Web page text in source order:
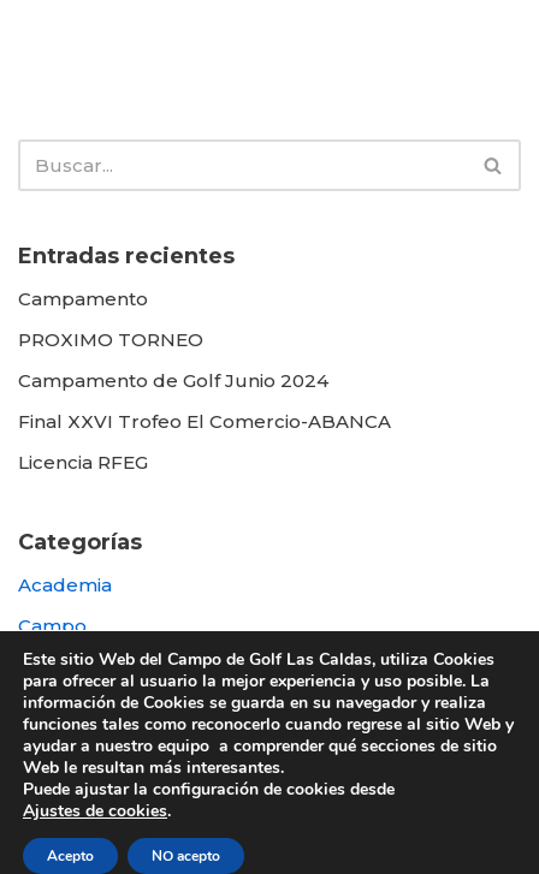
Entradas recientes
Campamento
PROXIMO TORNEO
Campamento de Golf Junio 2024
Final XXVI Trofeo El Comercio-ABANCA
Licencia RFEG
Categorías
Academia
Campo
Destacada
Otras
© 2022 UTE GOLF LAS CALDAS -
Este sitio Web del Campo de Golf Las Caldas, utiliza Cookies
para ofrecer al usuario la mejor experiencia y uso posible. La
información de Cookies se guarda en su navegador y realiza
funciones tales como reconocerlo cuando regrese al sitio Web y
ayudar a nuestro equipo a comprender qué secciones de sitio
Web le resultan más interesantes.
Puede ajustar la configuración de cookies desde
Ajustes de cookies.
Acepto NO acepto